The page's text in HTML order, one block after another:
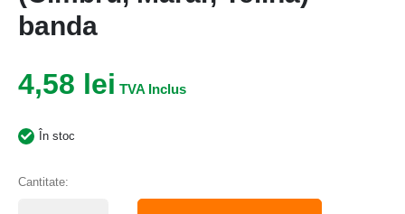
banda
4,58 lei
În stoc
Cantitate: